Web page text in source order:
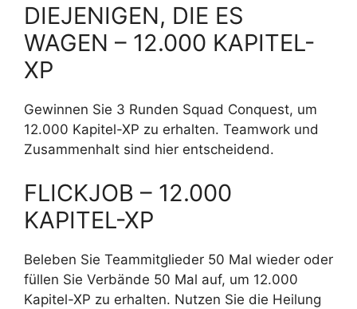
DIEJENIGEN, DIE ES
WAGEN – 12.000 KAPITEL-
XP
Gewinnen Sie 3 Runden Squad Conquest, um
12.000 Kapitel-XP zu erhalten. Teamwork und
Zusammenhalt sind hier entscheidend.
FLICKJOB – 12.000
KAPITEL-XP
Beleben Sie Teammitglieder 50 Mal wieder oder
füllen Sie Verbände 50 Mal auf, um 12.000
Kapitel-XP zu erhalten. Nutzen Sie die Heilung